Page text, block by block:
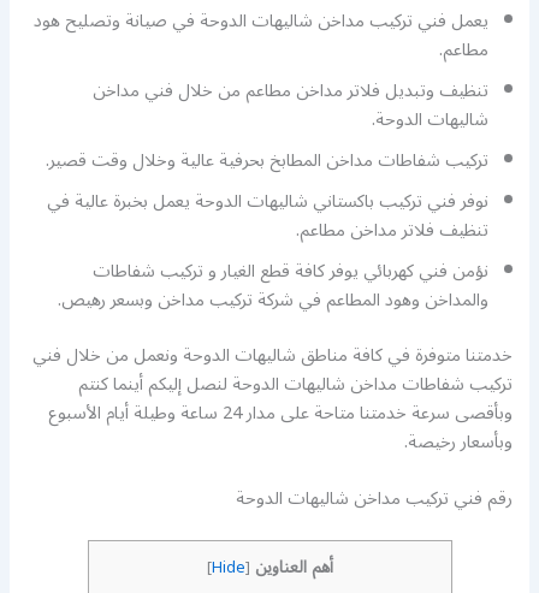
يعمل فني تركيب مداخن شاليهات الدوحة في صيانة وتصليح هود
مطاعم.
تنظيف وتبديل فلاتر مداخن مطاعم من خلال فني مداخن
شاليهات الدوحة.
تركيب شفاطات مداخن المطابخ بحرفية عالية وخلال وقت قصير.
نوفر فني تركيب باكستاني شاليهات الدوحة يعمل بخبرة عالية في
تنظيف فلاتر مداخن مطاعم.
نؤمن فني كهربائي يوفر كافة قطع الغيار و تركيب شفاطات
والمداخن وهود المطاعم في شركة تركيب مداخن وبسعر رهيص.
خدمتنا متوفرة في كافة مناطق شاليهات الدوحة ونعمل من خلال فني
تركيب شفاطات مداخن شاليهات الدوحة لنصل إليكم أينما كنتم
وبأقصى سرعة خدمتنا متاحة على مدار 24 ساعة وطيلة أيام الأسبوع
وبأسعار رخيصة.
رقم فني تركيب مداخن شاليهات الدوحة
أهم العناوين [
Hide
]